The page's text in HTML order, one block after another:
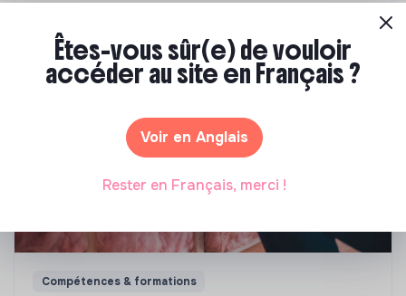
Compétences & formations
Êtes-vous sûr(e) de vouloir
accéder au site en Français ?
Voir en Anglais
Rester en Français, merci !